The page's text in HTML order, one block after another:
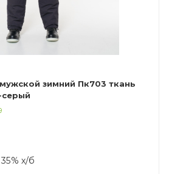
зимний Пк703 ткань
серый
х/б